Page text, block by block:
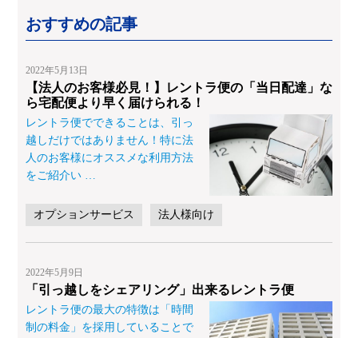
おすすめの記事
2022年5月13日
【法人のお客様必見！】レントラ便の「当日配達」な
ら宅配便より早く届けられる！
レントラ便でできることは、引っ
越しだけではありません！特に法
人のお客様にオススメな利用方法
をご紹介い
オプションサービス 法人様向け
2022年5月9日
「引っ越しをシェアリング」出来るレントラ便
レントラ便の最大の特徴は「時間
制の料金」を採用していることで